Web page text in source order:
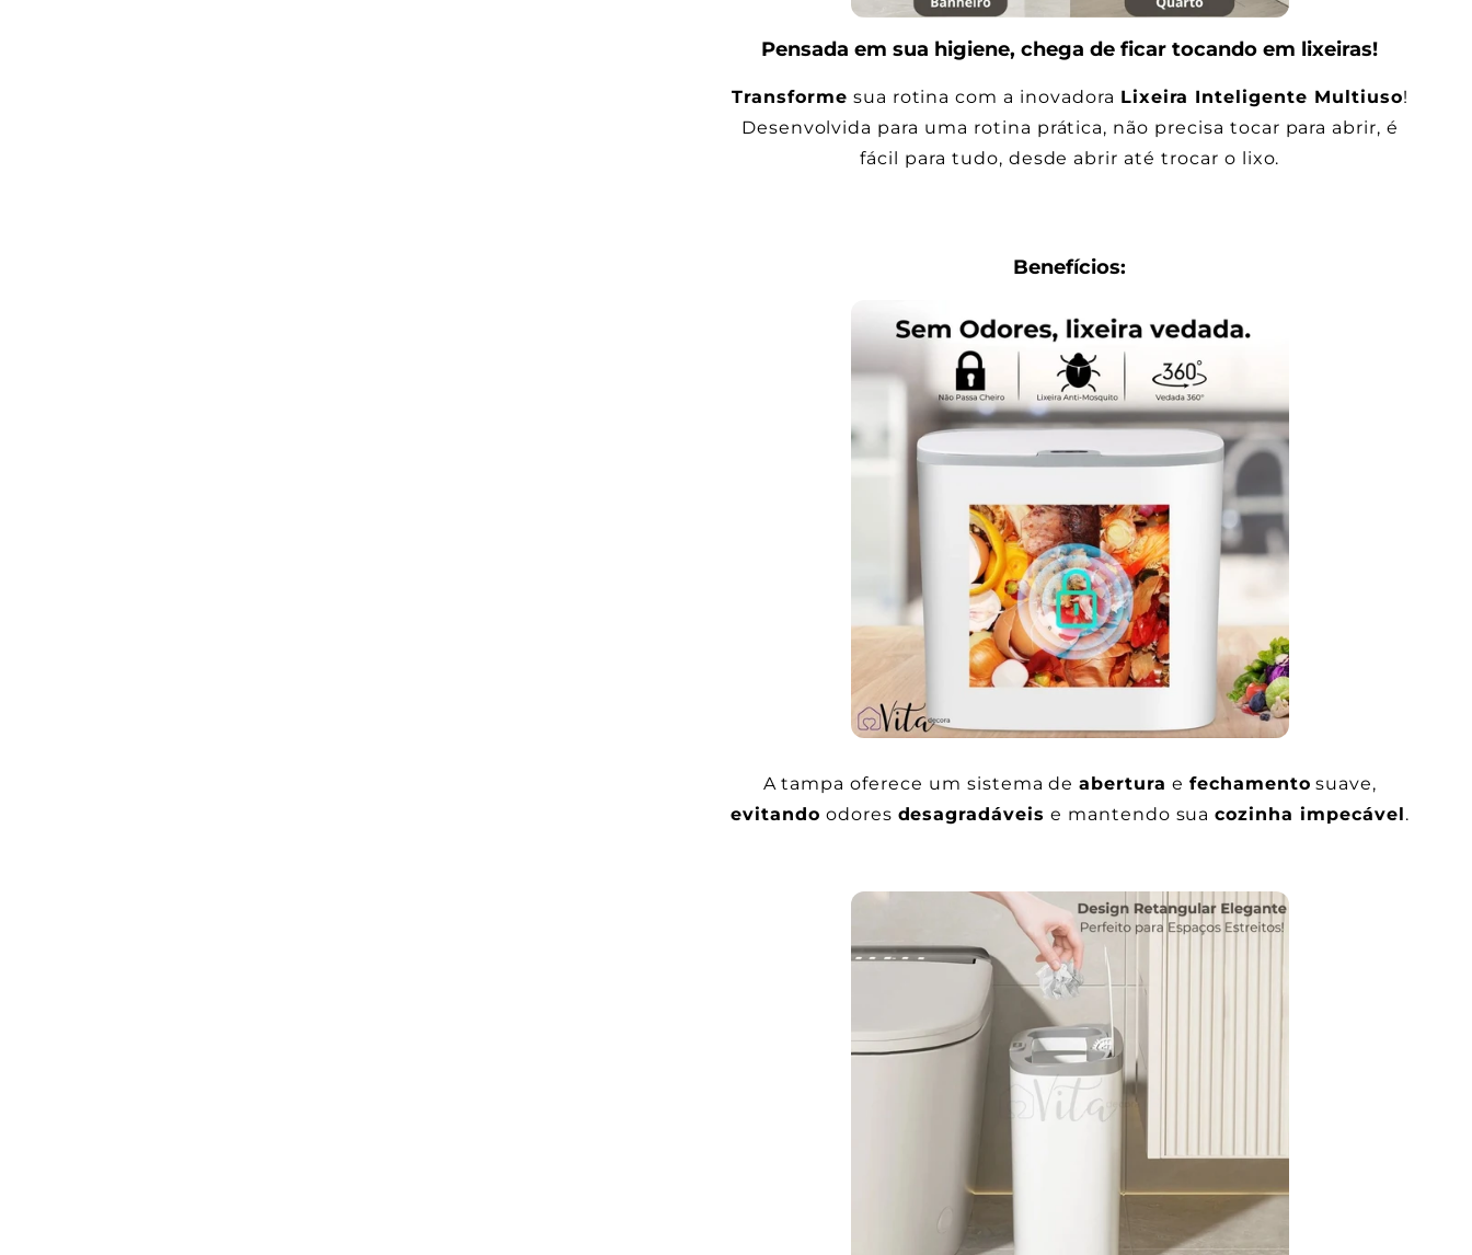
Pensada em sua higiene, chega de ficar tocando em lixeiras!
Transforme sua rotina com a inovadora Lixeira Inteligente Multiuso!
Desenvolvida para uma rotina prática, não precisa tocar para abrir, é
fácil para tudo, desde abrir até trocar o lixo.
Benefícios:
A tampa oferece um sistema deabertura e fechamento suave,
evitando odores desagradáveis e mantendo suacozinha impecável.